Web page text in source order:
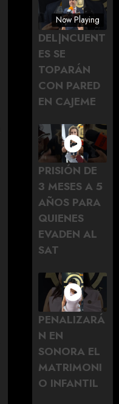
Now Playing
DEL|NCUENT
ES SE
TOPARÁN
CON PARED
EN CAJEME
PRISIÓN DE
3 MESES A 5
AÑOS PARA
QUIENES
EVADEN AL
SAT
PENALIZARÁ
N EN
SONORA EL
MATRIMONI
O INFANTIL